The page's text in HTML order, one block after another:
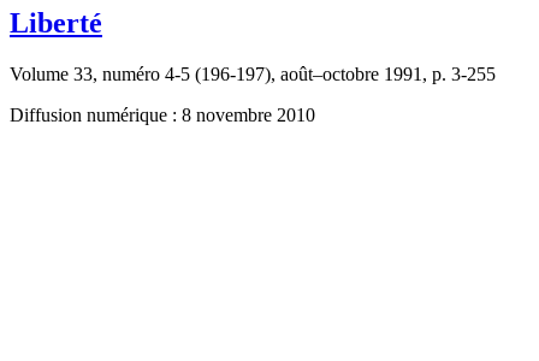
Liberté
Volume 33, numéro 4-5 (196-197), août–octobre 1991, p. 3-255
Diffusion numérique : 8 novembre 2010